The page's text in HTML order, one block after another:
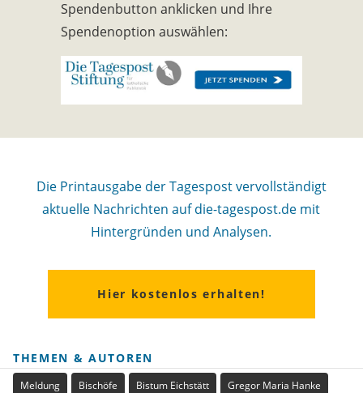
Spendenbutton anklicken und Ihre
Spendenoption auswählen:
Die Printausgabe der Tagespost vervollständigt
aktuelle Nachrichten auf die-tagespost.de mit
Hintergründen und Analysen.
Hier kostenlos erhalten!
THEMEN & AUTOREN
Meldung Bischöfe Bistum Eichstätt Gregor Maria Hanke